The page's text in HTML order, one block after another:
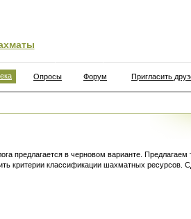
Опросы Форум Пригласить
предлагается в черновом варианте. Предлагаем
критерии классификации шахматных ресурсов.